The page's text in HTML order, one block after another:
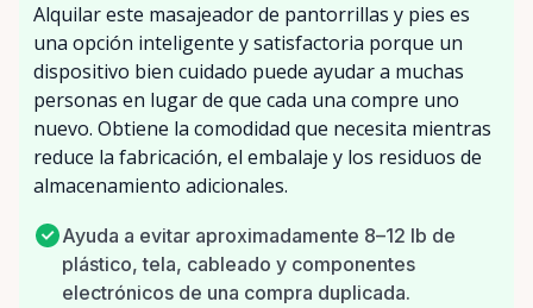
Alquilar este masajeador de pantorrillas y pies es
una opción inteligente y satisfactoria porque un
dispositivo bien cuidado puede ayudar a muchas
personas en lugar de que cada una compre uno
nuevo. Obtiene la comodidad que necesita mientras
reduce la fabricación, el embalaje y los residuos de
almacenamiento adicionales.
Ayuda a evitar aproximadamente 8–12 lb de
plástico, tela, cableado y componentes
electrónicos de una compra duplicada.